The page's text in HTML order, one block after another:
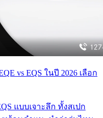
vs EQS ในปี 2026 เลือก
แบบเจาะลึก ทั้งสเปก